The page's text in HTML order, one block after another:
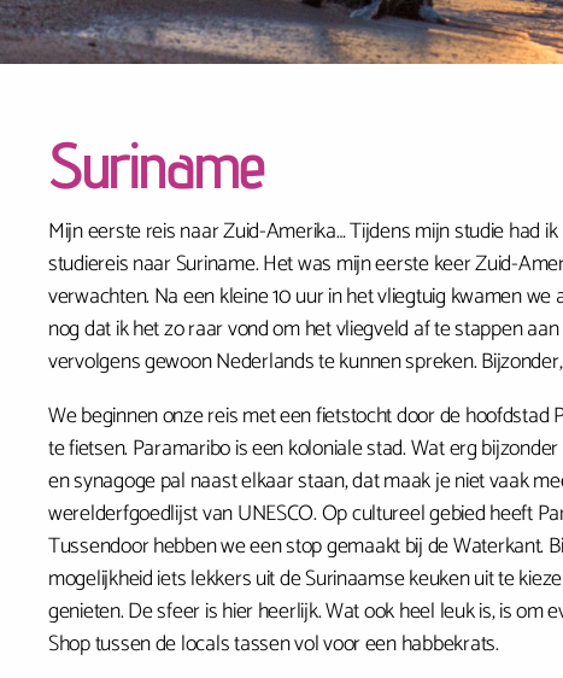
Suriname
Mijn eerste reis naar Zuid-Amerika… Tijdens mijn studie had
studiereis naar Suriname. Het was mijn eerste keer Zuid-
verwachten. Na een kleine 10 uur in het vliegtuig kwamen
nog dat ik het zo raar vond om het vliegveld af te stappen
vervolgens gewoon Nederlands te kunnen spreken.
We beginnen onze reis met een fietstocht door de hoofdstad
te fietsen. Paramaribo is een koloniale stad. Wat erg
en synagoge pal naast elkaar staan, dat maak je niet vaak
werelderfgoedlijst van UNESCO. Op cultureel gebied heeft
Tussendoor hebben we een stop gemaakt bij de Waterkant.
mogelijkheid iets lekkers uit de Surinaamse keuken uit te
genieten. De sfeer is hier heerlijk. Wat ook heel leuk is, is om
Shop tussen de locals tassen vol voor een habbekrats.